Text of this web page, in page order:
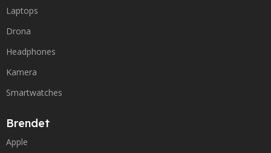
Laptops
Drona
Headphones
Kamera
Smartwatches
Brendet
Apple